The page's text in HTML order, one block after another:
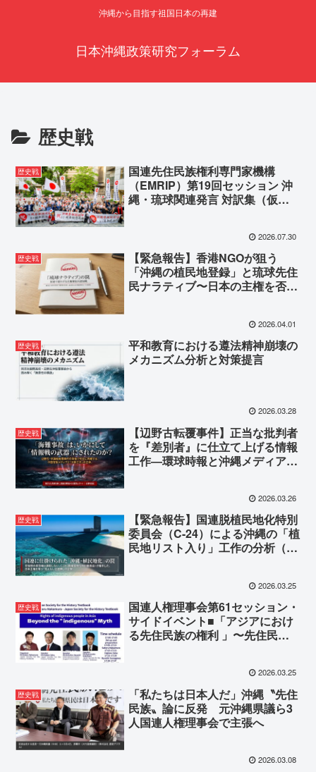
沖縄から目指す祖国日本の再建
日本沖縄政策研究フォーラム
歴史戦
歴史戦
国連先住民族権利専門家機構
（EMRIP）第19回セッション 沖
縄・琉球関連発言 対訳集（仮
2026.07.30
歴史戦
【緊急報告】香港NGOが狙う
「沖縄の植民地登録」と琉球先住
民ナラティブ〜日本の主権を否定
2026.04.01
歴史戦
平和教育における遵法精神崩壊の
メカニズム分析と対策提言
2026.03.28
歴史戦
【辺野古転覆事件】正当な批判者
を『差別者』に仕立て上げる情報
工作―環球時報と沖縄メディアが
2026.03.26
歴史戦
【緊急報告】国連脱植民地化特別
委員会（C-24）による沖縄の「植
民地リスト入り」工作の分析（第
2026.03.25
歴史戦
国連人権理事会第61セッション・
サイドイベント■「アジアにおけ
る先住民族の権利 」〜先住民族
2026.03.25
歴史戦
「私たちは日本人だ」沖縄〝先住
民族〟論に反発 元沖縄県議ら3
人国連人権理事会で主張へ
2026.03.08